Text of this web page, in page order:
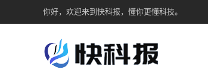
你好，欢迎来到快科报，懂你更懂科技。